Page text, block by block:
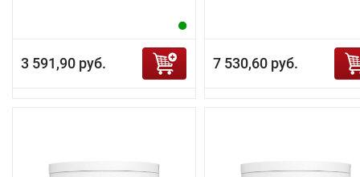
3 591,90 руб. 7 530,60 руб.